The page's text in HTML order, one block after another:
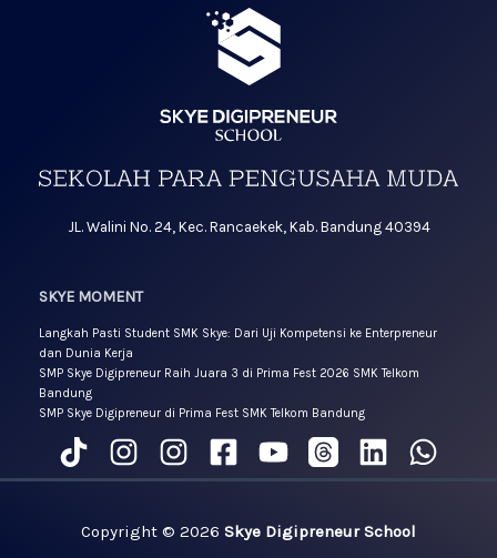
JL. Walini No. 24, Kec. Rancaekek, Kab. Bandung 40394
SKYE MOMENT
Langkah Pasti Student SMK Skye: Dari Uji Kompetensi ke Enterpreneur
dan Dunia Kerja
SMP Skye Digipreneur Raih Juara 3 di Prima Fest 2026 SMK Telkom
Bandung
SMP Skye Digipreneur di Prima Fest SMK Telkom Bandung
Copyright © 2026 Skye Digipreneur School